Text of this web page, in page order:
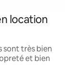
location
sont très bien
et bien